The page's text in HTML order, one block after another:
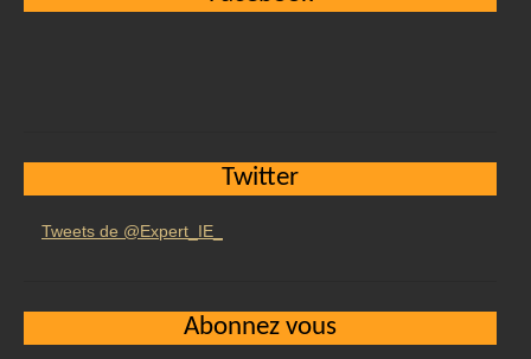
Twitter
Tweets de @Expert_IE_
Abonnez vous